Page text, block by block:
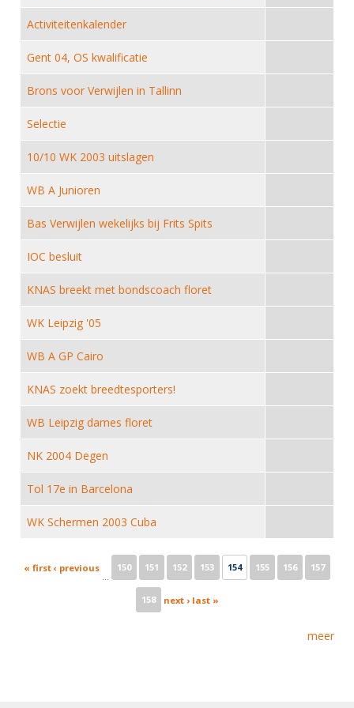
Website
Handleiding
Historie
Bestuur
Commissies
Ereleden
Leden van Verdiensten
Vacatures
Bondsbureau
Contact
Medewerkers
Samenwerking
Alle Verenigingen
Nieuws
Witte Vlekkenplan
Oprichting Vereniging
Ranglijsten
Inschrijven
Materiaal
Rolstoelschermen
Wedstrijdkalender
KNAS Keurmerk
NK's
JPT
JEC
Veteranenwedstrijden
Wedstrijdorganisatie
Nieuws
Aanvragen van scheidsrechters
Import inschrijvingen uit Nahouw
NK organiseren
FBT
SBT
Talentontwikkeling
Atletencommissie
Internationale Titeltoernooien
Internationale aanmeldingen
Brassardsysteem
Nieuws
Nationale opleidingen
Internationale opleidingen
Leraar
Voor scheidsrechters
Nieuws
Scheidsrechter Documentatie
Tuchtzaken
Archief
Bibliotheek
ALV
Nieuws
NK organiseren
Activiteitenkalender
Gent 04, OS kwalificatie
Brons voor Verwijlen in Tallinn
Selectie
10/10 WK 2003 uitslagen
WB A Junioren
Bas Verwijlen wekelijks bij Frits Spits
IOC besluit
KNAS breekt met bondscoach floret
WK Leipzig '05
WB A GP Cairo
KNAS zoekt breedtesporters!
WB Leipzig dames floret
NK 2004 Degen
Tol 17e in Barcelona
WK Schermen 2003 Cuba
Pages
« first ‹ previous
…
150 151 152 153 154 155 156 157
158 next › last »
meer